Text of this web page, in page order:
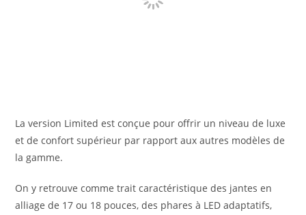
La version Limited est conçue pour offrir un niveau de luxe
et de confort supérieur par rapport aux autres modèles de
la gamme.
On y retrouve comme trait caractéristique des jantes en
alliage de 17 ou 18 pouces, des phares à LED adaptatifs,